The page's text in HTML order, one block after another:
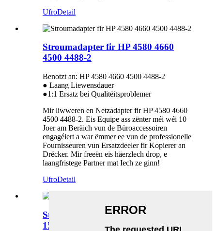
UfroDetail
Stroumadapter fir HP 4580 4660
4500 4488-2
Benotzt an: HP 4580 4660 4500 4488-2
● Laang Liewensdauer
●1:1 Ersatz bei Qualitéitsproblemer
Mir liwweren en Netzadapter fir HP 4580 4660
4500 4488-2. Eis Equipe ass zënter méi wéi 10
Joer am Beräich vun de Büroaccessoiren
engagéiert a war ëmmer ee vun de professionelle
Fournisseuren vun Ersatzdeeler fir Kopierer an
Drécker. Mir freeën eis häerzlech drop, e
laangfristege Partner mat Iech ze ginn!
UfroDetail
Stroumadapter fir HP 1010 1510
1518-3 22V